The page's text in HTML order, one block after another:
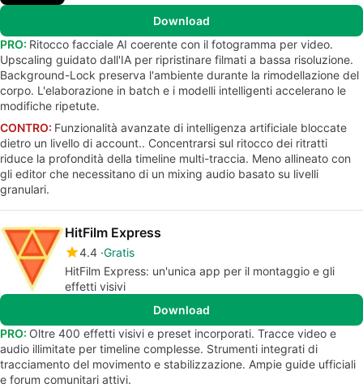
Download
PRO: Ritocco facciale AI coerente con il fotogramma per video.
Upscaling guidato dall'IA per ripristinare filmati a bassa risoluzione.
Background-Lock preserva l'ambiente durante la rimodellazione del
corpo. L'elaborazione in batch e i modelli intelligenti accelerano le
modifiche ripetute.
CONTRO: Funzionalità avanzate di intelligenza artificiale bloccate
dietro un livello di account.. Concentrarsi sul ritocco dei ritratti
riduce la profondità della timeline multi-traccia. Meno allineato con
gli editor che necessitano di un mixing audio basato su livelli
granulari.
HitFilm Express
4.4 Gratis
HitFilm Express: un'unica app per il montaggio e gli
effetti visivi
Download
PRO: Oltre 400 effetti visivi e preset incorporati. Tracce video e
audio illimitate per timeline complesse. Strumenti integrati di
tracciamento del movimento e stabilizzazione. Ampie guide ufficiali
e forum comunitari attivi.